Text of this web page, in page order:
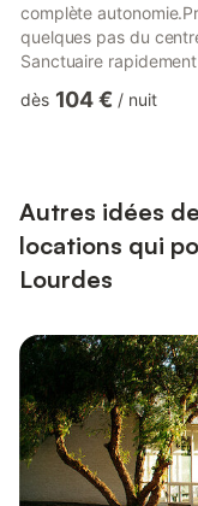
complète
quelques pas du
Sanctuaire
à la location courte
dès 104 € / nuit
Autres idées
locations qui
Lourdes